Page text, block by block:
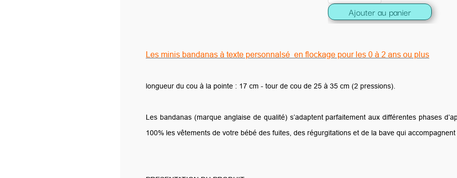
Les minis bandanas à texte personnalsé en flockage pour les 0 à 2 ans ou plus
longueur du cou à la pointe : 17 cm - tour de cou de 25 à 35 cm (2 pressions).
Les bandanas (marque anglaise de qualité) s’adaptent parfaitement aux différentes phases d’apprentissage et d’évolution de
100% les vêtements de votre bébé des fuites, des régurgitations et de la bave qui accompagnent sa croissance.